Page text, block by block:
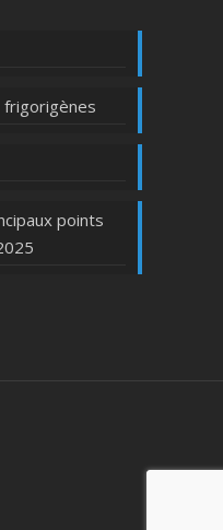
points